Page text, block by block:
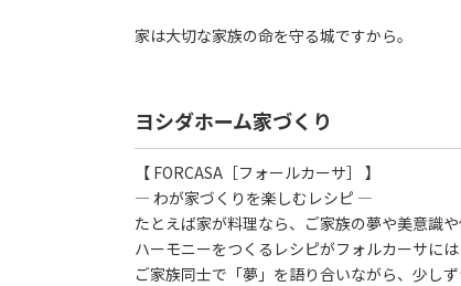
家は大切な家族の命を守る城ですから。
ヨシダホーム家づくり
【 FORCASA［フォールカーサ］ 】
― わが家づくりを楽しむレシピ ―
たとえば家が料理なら、ご家族の夢や美意識
ハーモニーをつくるレシピがフォルカーサには
ご家族同士で「夢」を語り合いながら、少し